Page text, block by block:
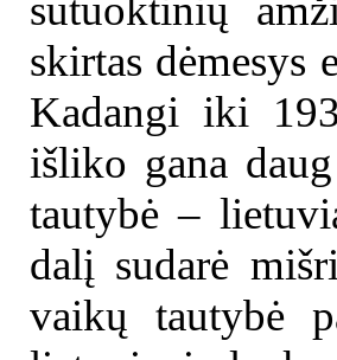
sutuoktinių
skirtas dėmesys
Kadangi iki
išliko gana
tautybė –
dalį sudarė
vaikų tautybė